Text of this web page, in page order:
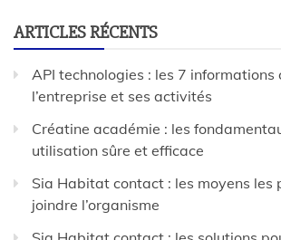
ARTICLES RÉCENTS
API technologies : les 7 informations
l’entreprise et ses activités
Créatine académie : les
utilisation sûre et efficace
Sia Habitat contact : les moyens les
joindre l’organisme